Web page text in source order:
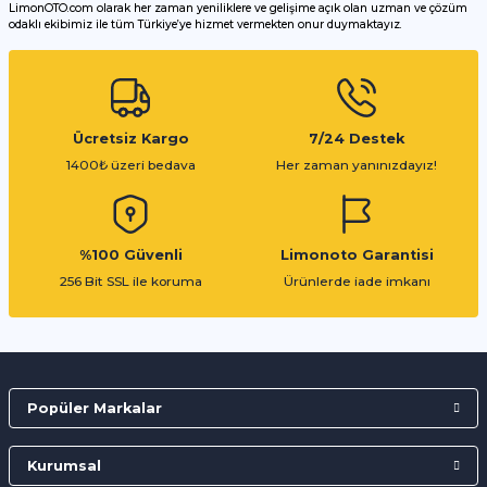
LimonOTO.com olarak her zaman yeniliklere ve gelişime açık olan uzman ve çözüm
odaklı ekibimiz ile tüm Türkiye’ye hizmet vermekten onur duymaktayız.
Ücretsiz Kargo
1400₺ üzeri bedava
7/24 Destek
Her zaman yanınızdayız!
%100 Güvenli
256 Bit SSL ile koruma
Limonoto Garantisi
Ürünlerde iade imkanı
Popüler Markalar
Kurumsal